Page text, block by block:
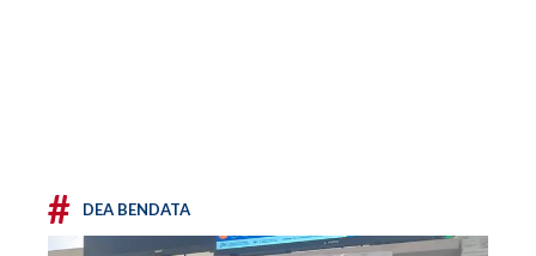
# DEA BENDATA